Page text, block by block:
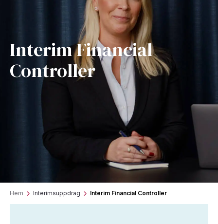
Interim Financial
Controller
Hem Interimsuppdrag Interim Financial Controller